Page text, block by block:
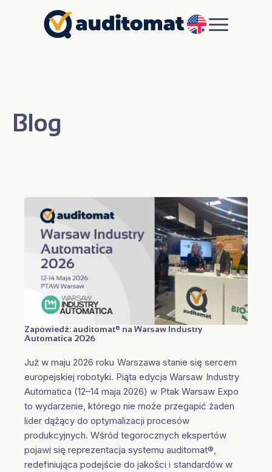
EN
Blog
Zapowiedź: auditomat® na Warsaw Industry
Automatica 2026
Już w maju 2026 roku Warszawa stanie się sercem
europejskiej robotyki. Piąta edycja Warsaw Industry
Automatica (12–14 maja 2026) w Ptak Warsaw Expo
to wydarzenie, którego nie może przegapić żaden
lider dążący do optymalizacji procesów
produkcyjnych. Wśród tegorocznych ekspertów
pojawi się reprezentacja systemu auditomat®,
redefiniująca podejście do jakości i standardów w